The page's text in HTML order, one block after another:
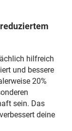
hilfreich
und bessere
20%
sein. Das
deine